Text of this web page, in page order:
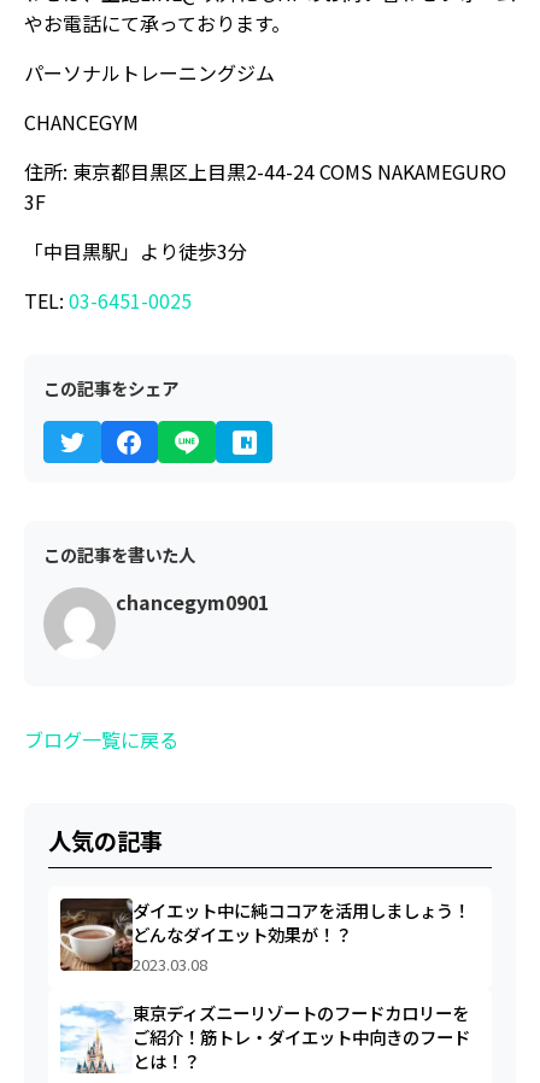
やお電話にて承っております。
パーソナルトレーニングジム
CHANCEGYM
住所: 東京都目黒区上目黒2-44-24 COMS NAKAMEGURO
3F
「中目黒駅」より徒歩3分
TEL: 03-6451-0025
この記事をシェア
この記事を書いた人
chancegym0901
ブログ一覧に戻る
人気の記事
ダイエット中に純ココアを活用しましょう！
どんなダイエット効果が！？
2023.03.08
東京ディズニーリゾートのフードカロリーを
ご紹介！筋トレ・ダイエット中向きのフード
とは！？